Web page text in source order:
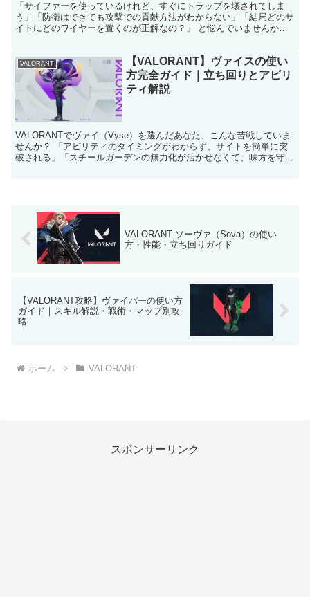
「サイファーを使っているけれど、すぐにトラップを壊されてしま
う」「防衛はできても攻撃での貢献方法がわからない」「結局どのサ
イトにどのワイヤーを置くのが正解なの？」 と悩んでいませんか？
VALORANT
【VALORANT】ヴァイスの使い
方完全ガイド｜立ち回りとアビリ
ティ解説
VALORANTでヴァイ（Vyse）を選んだあなた、こんな苦戦していま
せんか？ 「アビリティのタイミングがわからず、サイトを簡単に突
破される」「スチールガーデンの無力化が活かせなくて、味方を守れ
VALORANT ソーヴァ（Sova）の使い
方・性能・立ち回りガイド
【VALORANT攻略】ヴァイパーの使い方
ガイド｜スキル解説・戦術・マップ別攻
略
ホーム VALORANT
スポンサーリンク